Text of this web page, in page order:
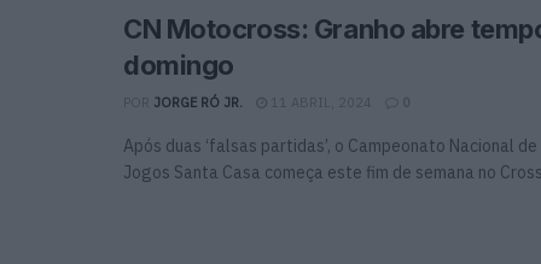
CN Motocross: Granho abre
domingo
JORGE RÓ JR. 11 ABRIL, 2024 0
Após duas ‘falsas partidas’, o Campeonato Nacional
Jogos Santa Casa começa este fim de semana no